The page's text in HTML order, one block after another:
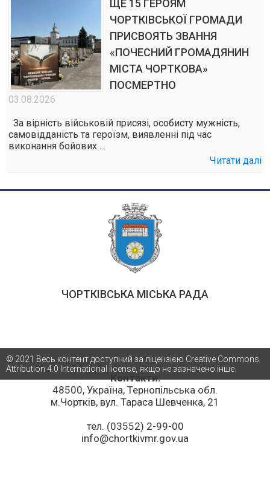
ЩЕ 15 ГЕРОЯМ
ЧОРТКІВСЬКОЇ ГРОМАДИ
ПРИСВОЯТЬ ЗВАННЯ
«ПОЧЕСНИЙ ГРОМАДЯНИН
МІСТА ЧОРТКОВА»
ПОСМЕРТНО
03.08.2026
За вірність військовій присязі, особисту мужність,
самовідданість та героїзм, виявленні під час
виконання бойових …
Читати далі
ЧОРТКІВСЬКА МІСЬКА РАДА
Контакти:
48500, Україна, Тернопільська обл.
м.Чортків, вул. Тараса Шевченка, 21
тел. (03552) 2-99-00
info@chortkivmr.gov.ua
© 2021 Весь контент доступний за ліцензією Creative Commons
Attribution 4.0 International license, якщо не зазначено інше.